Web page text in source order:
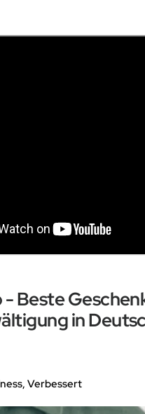
- Beste
in
Verbessert